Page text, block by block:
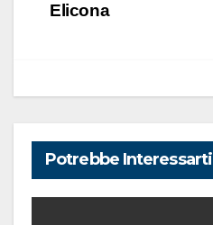
Elicona
Potrebbe Interessarti